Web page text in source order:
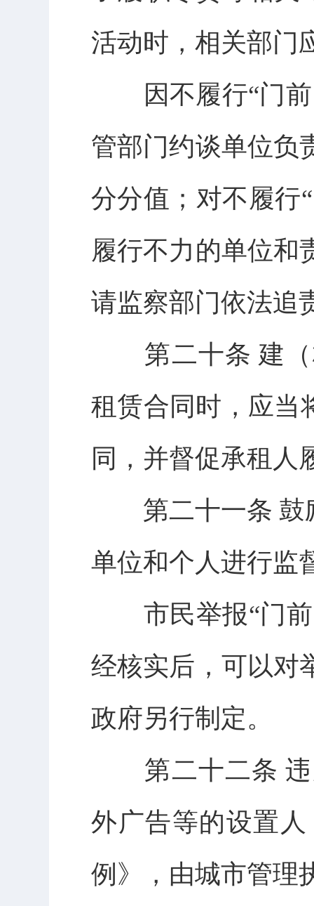
活动时，相关部门
因不履行“门前
管部门约谈单位负
分分值；对不履行
履行不力的单位和
请监察部门依法追
第二十条 建（
租赁合同时，应当
同，并督促承租人
第二十一条 鼓励
单位和个人进行监
市民举报“门前
经核实后，可以对
政府另行制定。
第二十二条 违
外广告等的设置
例》，由城市管理